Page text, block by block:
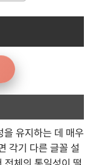
유지하는 데 매우
각기 다른 글꼴 설